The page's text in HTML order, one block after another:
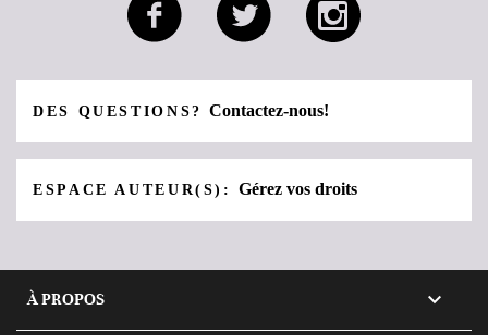
DES QUESTIONS?Contactez-nous!
ESPACE AUTEUR(S):Gérez vos droits
À PROPOS 